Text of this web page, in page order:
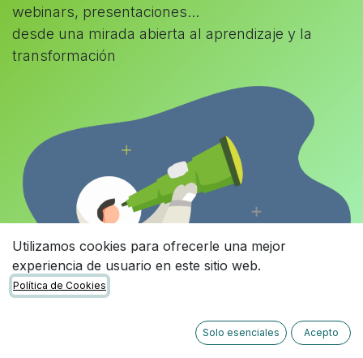
webinars, presentaciones...
desde una mirada abierta al aprendizaje y la
transformación
Utilizamos cookies para ofrecerle una mejor
experiencia de usuario en este sitio web.
Política de Cookies
Solo esenciales Acepto